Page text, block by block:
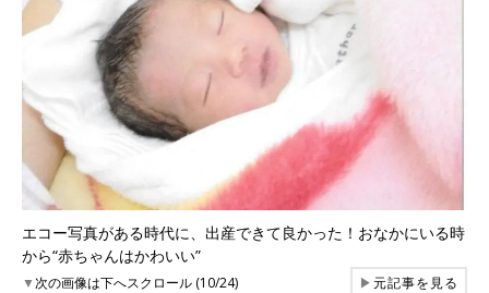
エコー写真がある時代に、出産できて良かった！おなかにいる時
から“赤ちゃんはかわいい”
▼次の画像は下へスクロール (10/24) ▶元記事を見る